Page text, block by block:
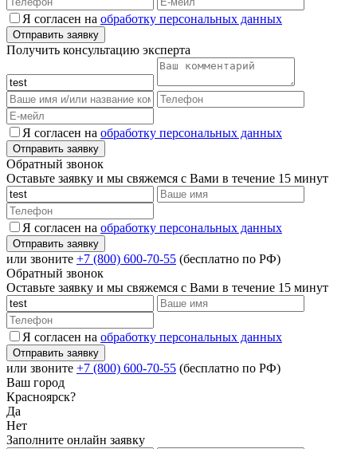
Я согласен на обработку персональных данных
Получить консультацию эксперта
Я согласен на обработку персональных данных
Обратный звонок
Оставьте заявку и мы свяжемся с Вами в течение 15 минут
Я согласен на обработку персональных данных
или звоните +7 (800) 600-70-55 (бесплатно по РФ)
Обратный звонок
Оставьте заявку и мы свяжемся с Вами в течение 15 минут
Я согласен на обработку персональных данных
или звоните +7 (800) 600-70-55 (бесплатно по РФ)
Ваш город
Красноярск?
Да
Нет
Заполните онлайн заявку